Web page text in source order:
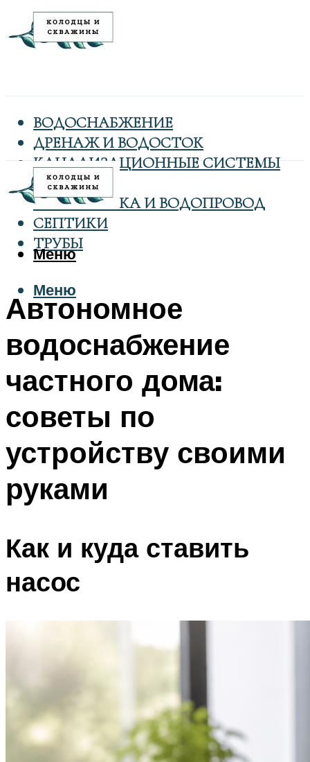
ВОДОСНАБЖЕНИЕ
ДРЕНАЖ И ВОДОСТОК
КАНАЛИЗАЦИОННЫЕ СИСТЕМЫ
КОЛОДЦЫ
САНТЕХНИКА И ВОДОПРОВОД
СЕПТИКИ
ТРУБЫ
Меню
Меню
Автономное
водоснабжение
частного дома:
советы по
устройству своими
руками
Как и куда ставить
насос